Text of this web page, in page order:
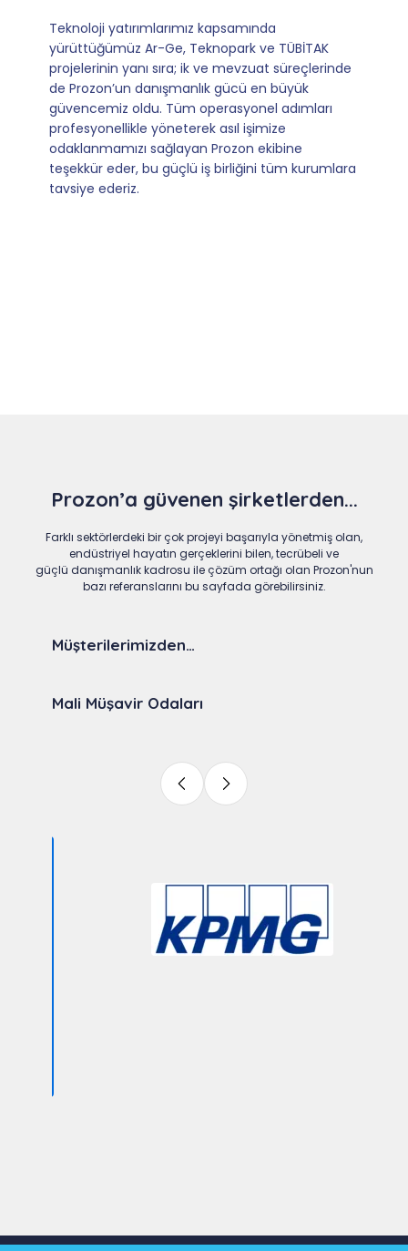
Mevzuata uyum, başvuru ve izleme adımlarında
sağladıkları kusursuz yönlendirme sayesinde artık
operasyonlarımızı sıfır kaygı ve tam güvenle
yürütüyoruz. İş birliğimizi bizim için asıl değerli
kılan ise; ihtiyaç duyduğumuz her an ulaşılabilir
olmaları ve sorularımıza aldığımız hızlı geri
dönüşler.
Prozon’a güvenen şirketlerden...
Farklı sektörlerdeki bir çok projeyi başarıyla yönetmiş olan,
endüstriyel hayatın gerçeklerini bilen, tecrübeli ve
güçlü danışmanlık kadrosu ile çözüm ortağı olan Prozon'nun
bazı referanslarını bu sayfada görebilirsiniz.
Müşterilerimizden…
Mali Müşavir Odaları